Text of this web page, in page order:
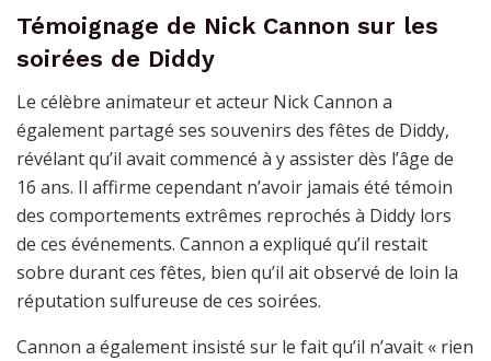
Témoignage de Nick Cannon sur les
soirées de Diddy
Le célèbre animateur et acteur Nick Cannon a
également partagé ses souvenirs des fêtes de Diddy,
révélant qu’il avait commencé à y assister dès l’âge de
16 ans. Il affirme cependant n’avoir jamais été témoin
des comportements extrêmes reprochés à Diddy lors
de ces événements. Cannon a expliqué qu’il restait
sobre durant ces fêtes, bien qu’il ait observé de loin la
réputation sulfureuse de ces soirées.
Cannon a également insisté sur le fait qu’il n’avait « rien